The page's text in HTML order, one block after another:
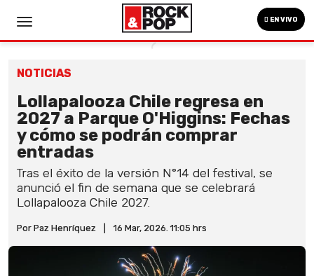
EN VIVO
NOTICIAS
Lollapalooza Chile regresa en
2027 a Parque O'Higgins: Fechas
y cómo se podrán comprar
entradas
Tras el éxito de la versión N°14 del festival, se
anunció el fin de semana que se celebrará
Lollapalooza Chile 2027.
Por Paz Henríquez 16 Mar, 2026. 11:05 hrs